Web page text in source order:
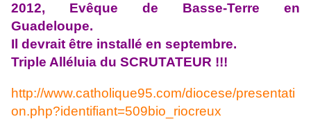
2012, Evêque de Basse-Terre en
Guadeloupe.
Il devrait être installé en septembre.
Triple Alléluia du SCRUTATEUR !!!
http://www.catholique95.com/diocese/presentati
on.php?identifiant=509bio_riocreux